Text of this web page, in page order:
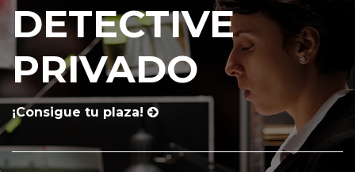
DETECTIVE
PRIVADO
¡Consigue tu plaza!